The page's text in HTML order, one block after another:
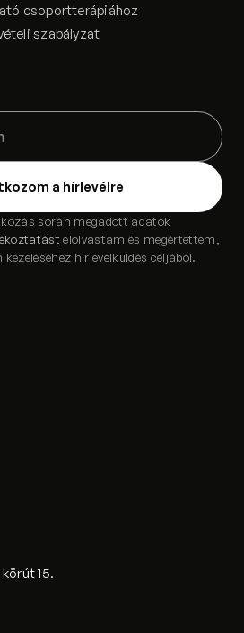
15.
csoportterápiához
szabályzat
során megadott adatok
elolvastam és megértettem,
hírlevélküldés céljából.